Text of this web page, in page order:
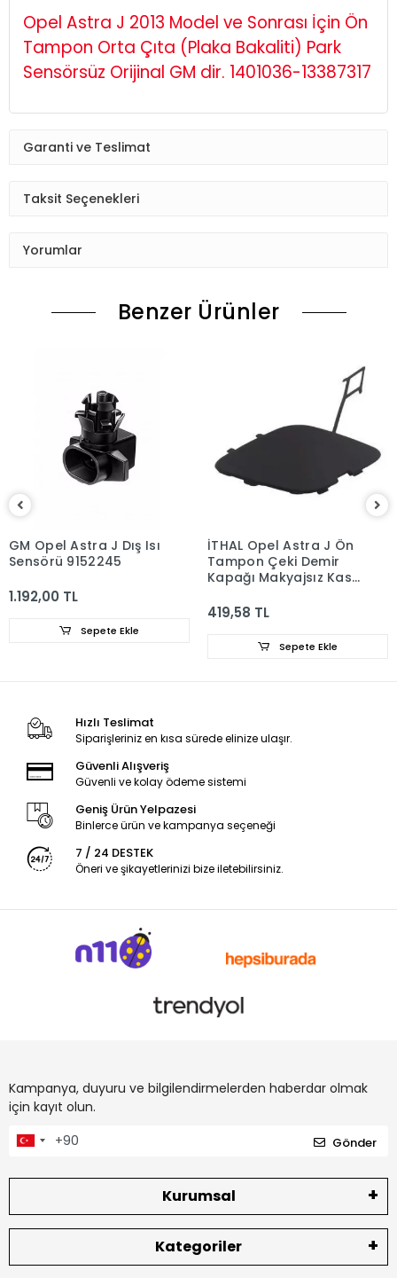
Opel Astra J 2013 Model ve Sonrası İçin Ön
Tampon Orta Çıta (Plaka Bakaliti) Park
Sensörsüz Orijinal GM dir. 1401036-13387317
Garanti ve Teslimat
Taksit Seçenekleri
Yorumlar
Benzer Ürünler
GM Opel Astra J Dış Isı
Sensörü 9152245
1.192,00 TL
Sepete Ekle
İTHAL Opel Astra J Ön
Tampon Çeki Demir
Kapağı Makyajsız Kasa
419,58 TL
Sepete Ekle
Hızlı Teslimat
Siparişleriniz en kısa sürede elinize ulaşır.
Güvenli Alışveriş
Güvenli ve kolay ödeme sistemi
Geniş Ürün Yelpazesi
Binlerce ürün ve kampanya seçeneği
7 / 24 DESTEK
Öneri ve şikayetlerinizi bize iletebilirsiniz.
Kampanya, duyuru ve bilgilendirmelerden haberdar olmak
için kayıt olun.
Gönder
Kurumsal
Kategoriler